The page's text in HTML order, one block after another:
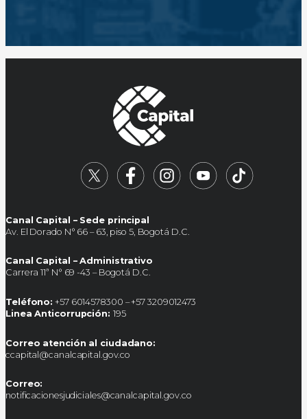
Canal Capital – Sede principal
Av. El Dorado N° 66 – 63, piso 5, Bogotá D.C.
Canal Capital – Administrativo
Carrera 11ª N° 69 -43 – Bogotá D.C.
Teléfono: +57 6014578300 – +57 3209012473
Linea Anticorrupción: 195
Correo atención al ciudadano:
ccapital@canalcapital.gov.co
Correo:
notificacionesjudiciales@canalcapital.gov.co